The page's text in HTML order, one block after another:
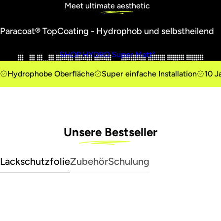
n
v
i
Meet ultimate aesthetic
Paracoat® TopCoating - Hydrophob und selbstheilend
SHOP HYDRO Super Matt°
Hydrophobe Oberfläche Super einfache Installation 10
Unsere Bestseller
LackschutzfolieZubehörSchulung